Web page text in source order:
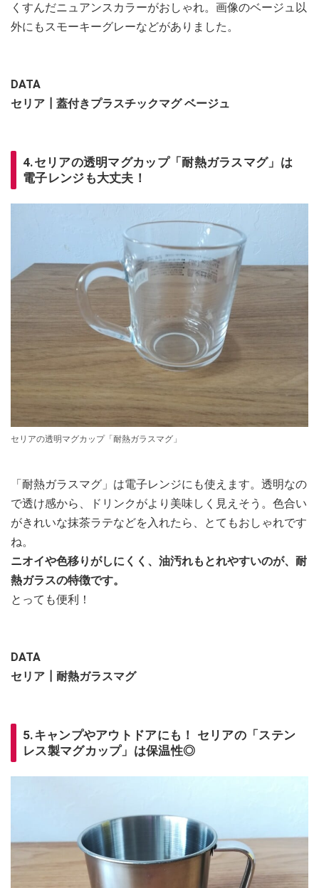
くすんだニュアンスカラーがおしゃれ。画像のベージュ以
外にもスモーキーグレーなどがありました。
DATA
セリア┃蓋付きプラスチックマグ ベージュ
4.セリアの透明マグカップ「耐熱ガラスマグ」は
電子レンジも大丈夫！
セリアの透明マグカップ「耐熱ガラスマグ」
「耐熱ガラスマグ」は電子レンジにも使えます。透明なの
で透け感から、ドリンクがより美味しく見えそう。色合い
がきれいな抹茶ラテなどを入れたら、とてもおしゃれです
ね。
ニオイや色移りがしにくく、油汚れもとれやすいのが、耐
熱ガラスの特徴です。
とっても便利！
DATA
セリア┃耐熱ガラスマグ
5.キャンプやアウトドアにも！ セリアの「ステン
レス製マグカップ」は保温性◎